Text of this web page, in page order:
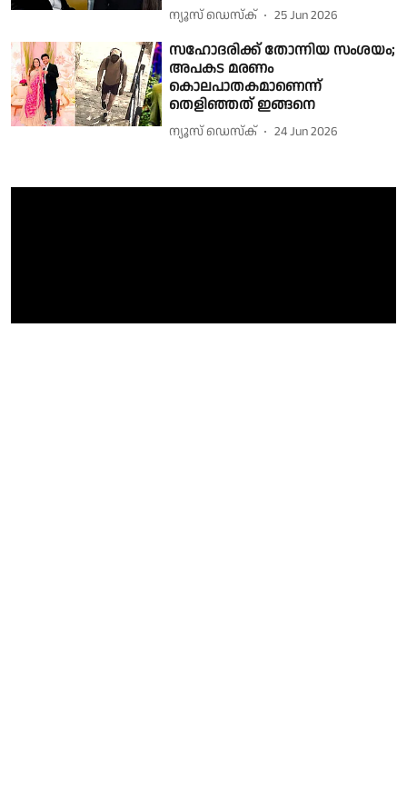
ന്യൂസ് ഡെസ്ക് 25 Jun 2026
സഹോദരിക്ക് തോന്നിയ സംശയം;
അപകട മരണം
കൊലപാതകമാണെന്ന്
തെളിഞ്ഞത് ഇങ്ങനെ
ന്യൂസ് ഡെസ്ക് 24 Jun 2026